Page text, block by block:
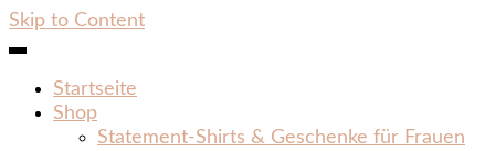
Skip to Content
Startseite
Shop
Statement‑Shirts & Geschenke für Frauen